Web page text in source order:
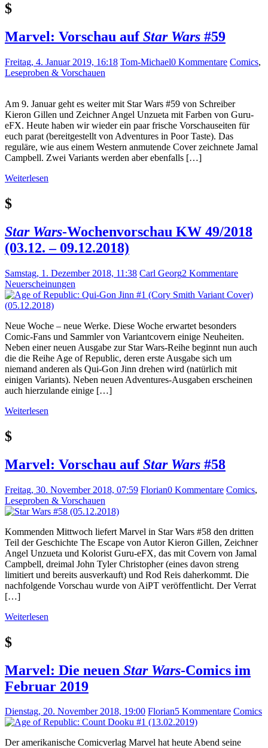
$
Marvel: Vorschau aufStar Wars #59
Freitag, 4. Januar 2019, 16:18 Tom-Michael0 Kommentare Comics,
Leseproben & Vorschauen
Am 9. Januar geht es weiter mit Star Wars #59 von Schreiber
Kieron Gillen und Zeichner Angel Unzueta mit Farben von Guru-
eFX. Heute haben wir wieder ein paar frische Vorschauseiten für
euch parat (bereitgestellt von Adventures in Poor Taste). Das
reguläre, wie aus einem Western anmutende Cover zeichnete Jamal
Campbell. Zwei Variants werden aber ebenfalls […]
Weiterlesen
$
Star Wars-Wochenvorschau KW 49/2018
(03.12. – 09.12.2018)
Samstag, 1. Dezember 2018, 11:38 Carl Georg2 Kommentare
Neuerscheinungen
Neue Woche – neue Werke. Diese Woche erwartet besonders
Comic-Fans und Sammler von Variantcovern einige Neuheiten.
Neben einer neuen Ausgabe zur Star Wars-Reihe beginnt nun auch
die die Reihe Age of Republic, deren erste Ausgabe sich um
niemand anderen als Qui-Gon Jinn drehen wird (natürlich mit
einigen Variants). Neben neuen Adventures-Ausgaben erscheinen
auch hierzulande einige […]
Weiterlesen
$
Marvel: Vorschau aufStar Wars #58
Freitag, 30. November 2018, 07:59 Florian0 Kommentare Comics,
Leseproben & Vorschauen
Kommenden Mittwoch liefert Marvel in Star Wars #58 den dritten
Teil der Geschichte The Escape von Autor Kieron Gillen, Zeichner
Angel Unzueta und Kolorist Guru-eFX, das mit Covern von Jamal
Campbell, dreimal John Tyler Christopher (eines davon streng
limitiert und bereits ausverkauft) und Rod Reis daherkommt. Die
nachfolgende Vorschau wurde von AiPT veröffentlicht. Der Verrat
[…]
Weiterlesen
$
Marvel: Die neuen Star Wars-Comics im
Februar 2019
Dienstag, 20. November 2018, 19:00 Florian5 Kommentare Comics
Der amerikanische Comicverlag Marvel hat heute Abend seine